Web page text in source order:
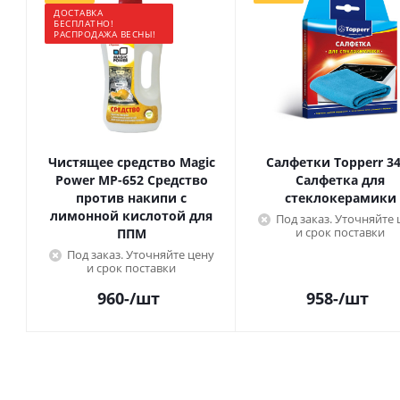
ДОСТАВКА
БЕСПЛАТНО!
РАСПРОДАЖА ВЕСНЫ!
Чистящее средство Magic
Power МР-652 Средство
против накипи с
лимонной кислотой для
ППМ
Под заказ. Уточняйте цену
и срок поставки
960-/шт
Салфетки Topperr
Салфетка для
стеклокерамики
Под заказ. Уточняйте
и срок поставки
958-/шт